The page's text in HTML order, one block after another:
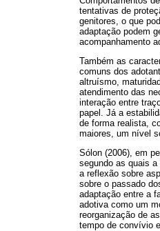
tentativas de
genitores, o que
adaptação podem
acompanhamento
Também as
comuns dos
altruísmo,
atendimento das
interação entre
papel. Já a
de forma realista,
maiores, um nível
Sólon (2006), em
segundo as quais
a reflexão sobre
sobre o passado
adaptação entre a
adotiva como um
reorganização de
tempo de convívio